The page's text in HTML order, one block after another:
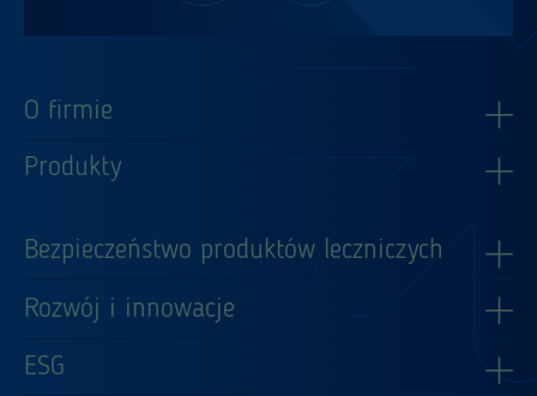
O firmie
Produkty
Bezpieczeństwo produktów leczniczych
Rozwój i innowacje
ESG